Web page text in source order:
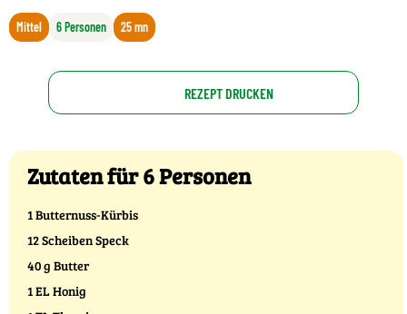
Mittel 6 Personen 25 mn
REZEPT DRUCKEN
Zutaten für 6 Personen
1 Butternuss-Kürbis
12 Scheiben Speck
40 g Butter
1 EL Honig